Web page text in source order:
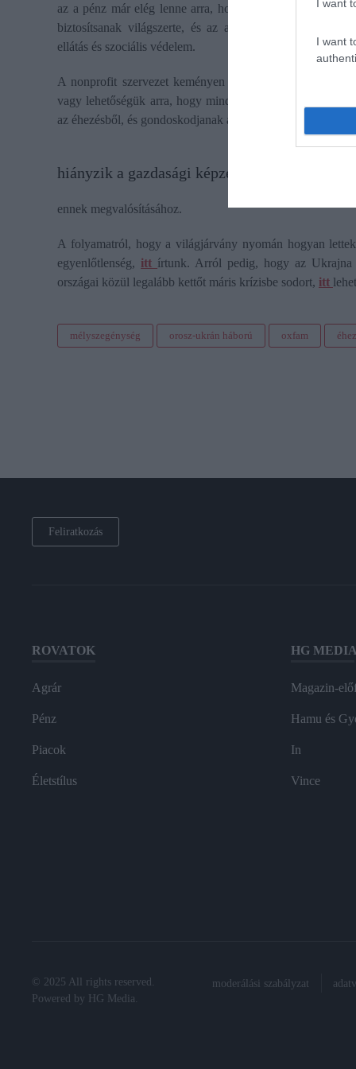
I want
I want
az a pénz már elég lenne arra, hogy 2,3 milliárd
biztosítsanak világszerte, és az alacsony vagy közepes
ellátás és szociális védelem.
A nonprofit szervezet keményen visszautasítja azt az
vagy lehetőségük arra, hogy mindenki számára
az éhezésből, és gondoskodjanak az egészségügyi
hiányzik a gazdasági képzelőerő és a politikai
ennek megvalósításához.
A folyamatról, hogy a világjárvány nyomán hogyan
egyenlőtlenség, itt írtunk. Arról pedig, hogy az Ukrajna
országai közül legalább kettőt máris krízisbe sodort, itt
mélyszegénység orosz-ukrán háború oxfam
Feliratkozás
ROVATOK
Agrár
Pénz
Piacok
Életstílus
HG MEDIA
Magazin-
Hamu és
In
Vince
© 2025 All rights reserved.
Powered by
HG Media.
moderálási szabályzat